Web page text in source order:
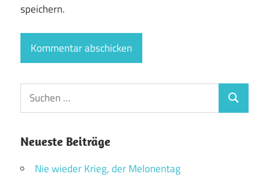
speichern.
Suchen
nach:
Suchen
Neueste Beiträge
Nie wieder Krieg, der Melonentag